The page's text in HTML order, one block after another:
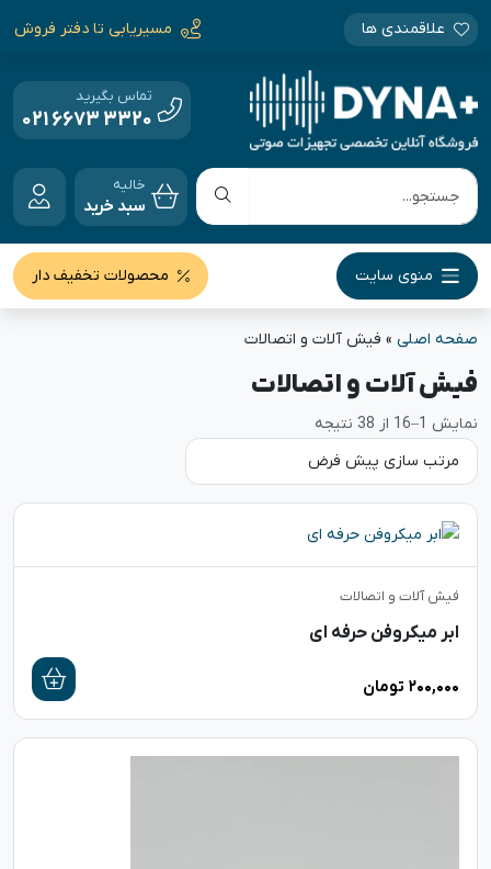
علاقمندی ها مسیریابی تا دفتر فروش
تماس بگیرید
021 6673 3320
خالیه
سبد خرید
منوی سایت محصولات تخفیف دار
صفحه اصلی » فیش آلات و اتصالات
فیش آلات و اتصالات
نمایش 1–16 از 38 نتیجه
فیش آلات و اتصالات
ابر میکروفن حرفه ای
۲۰۰,۰۰۰ تومان